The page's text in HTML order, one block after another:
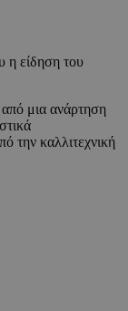
η είδηση του
μια ανάρτηση
την καλλιτεχνική